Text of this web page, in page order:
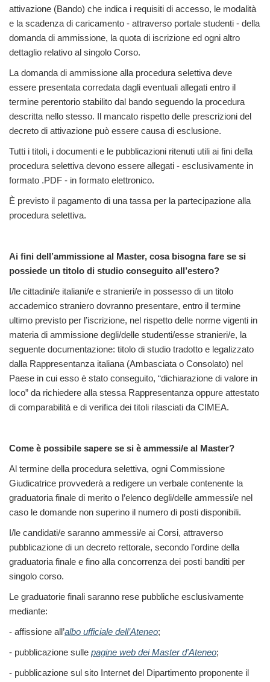
attivazione (Bando) che indica i requisiti di accesso, le modalità
e la scadenza di caricamento - attraverso portale studenti - della
domanda di ammissione, la quota di iscrizione ed ogni altro
dettaglio relativo al singolo Corso.
La domanda di ammissione alla procedura selettiva deve
essere presentata corredata dagli eventuali allegati entro il
termine perentorio stabilito dal bando seguendo la procedura
descritta nello stesso. Il mancato rispetto delle prescrizioni del
decreto di attivazione può essere causa di esclusione.
Tutti i titoli, i documenti e le pubblicazioni ritenuti utili ai fini della
procedura selettiva devono essere allegati - esclusivamente in
formato .PDF - in formato elettronico.
È previsto il pagamento di una tassa per la partecipazione alla
procedura selettiva.
Ai fini dell’ammissione al Master, cosa bisogna fare se si
possiede un titolo di studio conseguito all’estero?
I/le cittadini/e italiani/e e stranieri/e in possesso di un titolo
accademico straniero dovranno presentare, entro il termine
ultimo previsto per l’iscrizione, nel rispetto delle norme vigenti in
materia di ammissione degli/delle studenti/esse stranieri/e, la
seguente documentazione: titolo di studio tradotto e legalizzato
dalla Rappresentanza italiana (Ambasciata o Consolato) nel
Paese in cui esso è stato conseguito, “dichiarazione di valore in
loco” da richiedere alla stessa Rappresentanza oppure attestato
di comparabilità e di verifica dei titoli rilasciati da CIMEA.
Come è possibile sapere se si è ammessi/e al Master?
Al termine della procedura selettiva, ogni Commissione
Giudicatrice provvederà a redigere un verbale contenente la
graduatoria finale di merito o l’elenco degli/delle ammessi/e nel
caso le domande non superino il numero di posti disponibili.
I/le candidati/e saranno ammessi/e ai Corsi, attraverso
pubblicazione di un decreto rettorale, secondo l’ordine della
graduatoria finale e fino alla concorrenza dei posti banditi per
singolo corso.
Le graduatorie finali saranno rese pubbliche esclusivamente
mediante:
- affissione all’albo ufficiale dell’Ateneo;
- pubblicazione sulle pagine web dei Master d'Ateneo;
- pubblicazione sul sito Internet del Dipartimento proponente il